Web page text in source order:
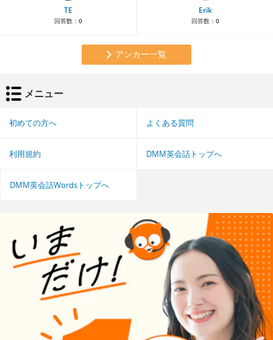
TE
回答数： 0
Erik
回答数： 0
アンカー一覧
メニュー
初めての方へ よくある質問
利用規約 DMM英会話トップへ
DMM英会話Wordsトップへ